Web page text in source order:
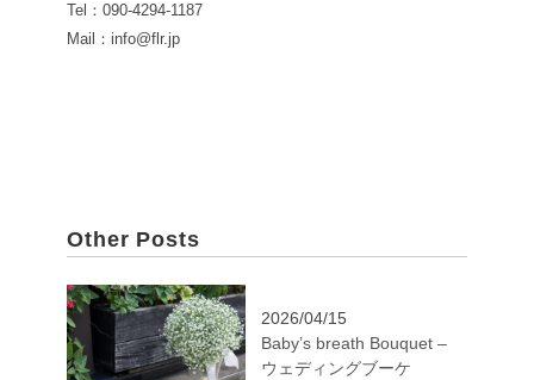
Tel：090-4294-1187
Mail：info@flr.jp
Other Posts
2026/04/15
Baby’s breath Bouquet –
ウェディングブーケ